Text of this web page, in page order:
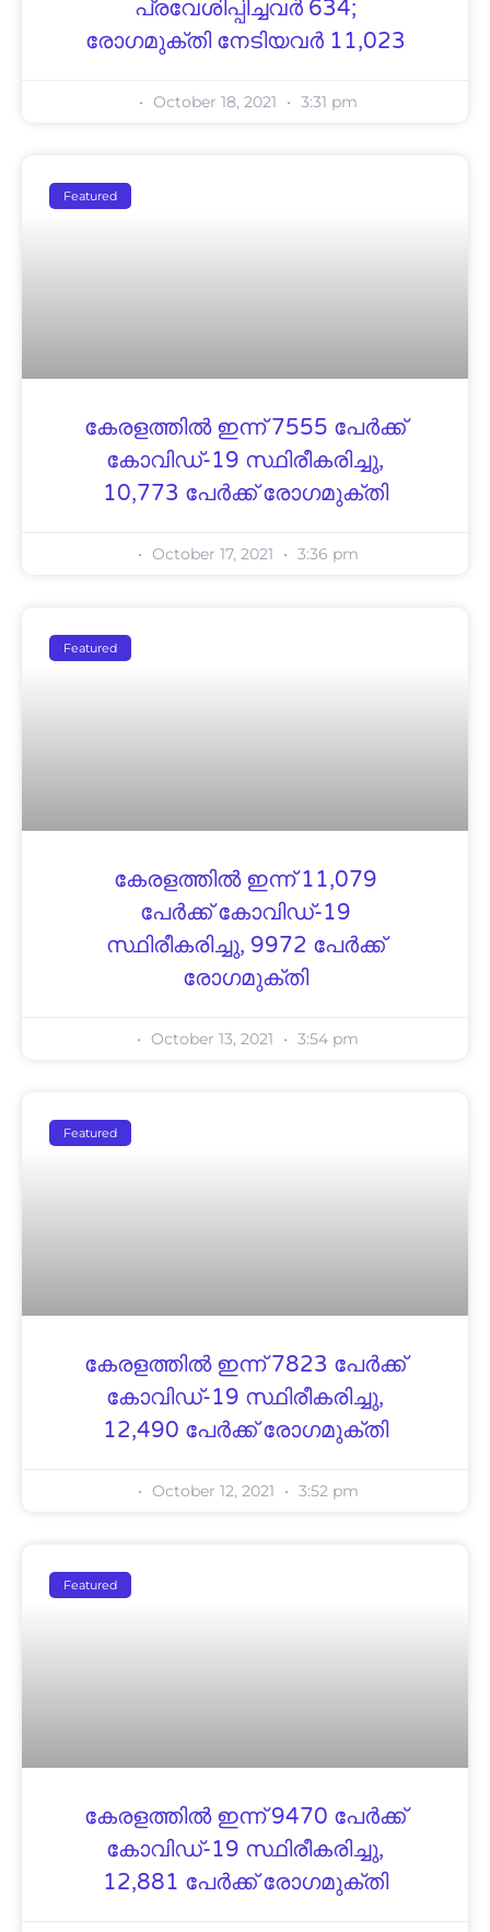
പ്രവേശിപ്പിച്ചവര്‍ 634;
രോഗമുക്തി നേടിയവര്‍ 11,023
October 18, 2021 3:31 pm
Featured
കേരളത്തിൽ ഇന്ന് 7555 പേര്‍ക്ക്
കോവിഡ്-19 സ്ഥിരീകരിച്ചു,
10,773 പേർക്ക് രോഗമുക്തി
October 17, 2021 3:36 pm
Featured
കേരളത്തിൽ ഇന്ന് 11,079
പേര്‍ക്ക് കോവിഡ്-19
സ്ഥിരീകരിച്ചു, 9972 പേർക്ക്
രോഗമുക്തി
October 13, 2021 3:54 pm
Featured
കേരളത്തിൽ ഇന്ന് 7823 പേര്‍ക്ക്
കോവിഡ്-19 സ്ഥിരീകരിച്ചു,
12,490 പേർക്ക് രോഗമുക്തി
October 12, 2021 3:52 pm
Featured
കേരളത്തിൽ ഇന്ന് 9470 പേര്‍ക്ക്
കോവിഡ്-19 സ്ഥിരീകരിച്ചു,
12,881 പേർക്ക് രോഗമുക്തി